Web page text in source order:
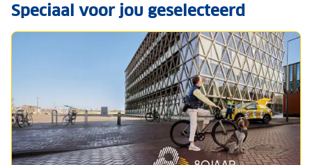
Speciaal voor jou geselecteerd